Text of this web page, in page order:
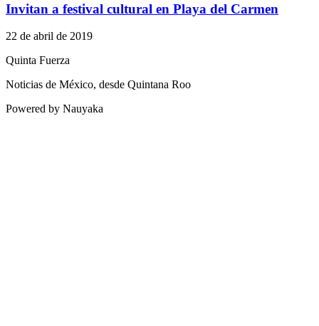
Invitan a festival cultural en Playa del Carmen
22 de abril de 2019
Quinta Fuerza
Noticias de México, desde Quintana Roo
Powered by Nauyaka